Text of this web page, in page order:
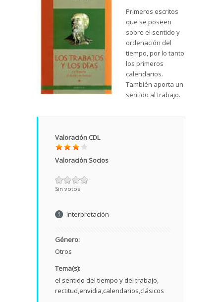
Primeros escritos
que se poseen
sobre el sentido y
ordenación del
tiempo, por lo tanto
los primeros
calendarios.
También aporta un
sentido al trabajo.
Valoración CDL
Valoración Socios
Sin votos
Interpretación
Género:
Otros
Tema(s):
el sentido del tiempo y del trabajo
rectitud envidia calendarios clásicos